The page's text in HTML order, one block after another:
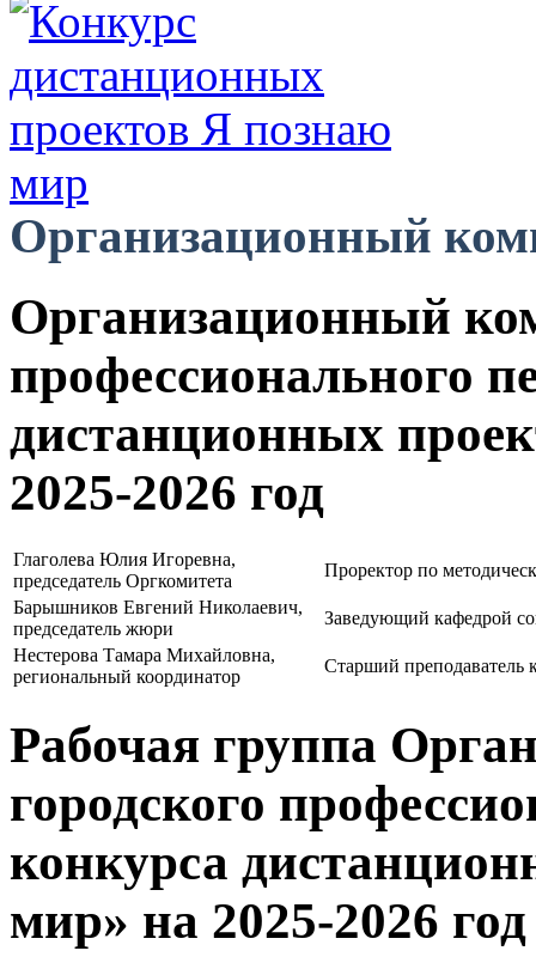
Организационный
Организационный
профессионального
дистанционных
2025-2026 год
Глаголева Юлия Игоревна,
председатель Оргкомитета
Проректор по
Барышников Евгений Николаевич,
председатель жюри
Заведующий кафедрой
Нестерова Тамара Михайловна,
региональный координатор
Старший преподаватель
Рабочая группа
городского
конкурса
мир» на 2025-2026 год